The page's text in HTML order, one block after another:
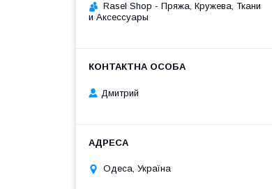
Rasel Shop - Пряжа, Кружева, Ткани
и Аксессуары
Дмитрий
Одеса, Україна